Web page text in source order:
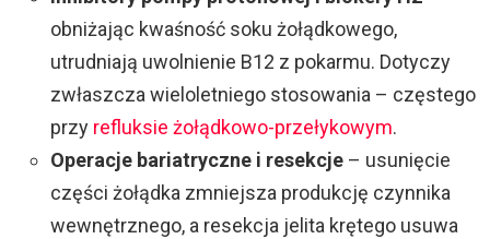
obniżając kwaśność soku żołądkowego,
utrudniają uwolnienie B12 z pokarmu. Dotyczy
zwłaszcza wieloletniego stosowania – częstego
przy refluksie żołądkowo-przełykowym.
Operacje bariatryczne i resekcje – usunięcie
części żołądka zmniejsza produkcję czynnika
wewnętrznego, a resekcja jelita krętego usuwa